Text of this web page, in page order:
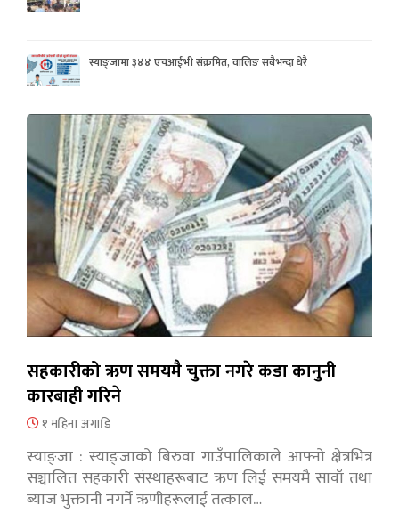
स्याङ्जामा ३४४ एचआईभी संक्रमित, वालिङ सबैभन्दा धेरै
सहकारीको ऋण समयमै चुक्ता नगरे कडा कानुनी
कारबाही गरिने
१ महिना अगाडि
स्याङ्जा : स्याङ्जाको बिरुवा गाउँपालिकाले आफ्नो क्षेत्रभित्र
सञ्चालित सहकारी संस्थाहरूबाट ऋण लिई समयमै सावाँ तथा
ब्याज भुक्तानी नगर्ने ऋणीहरूलाई तत्काल…